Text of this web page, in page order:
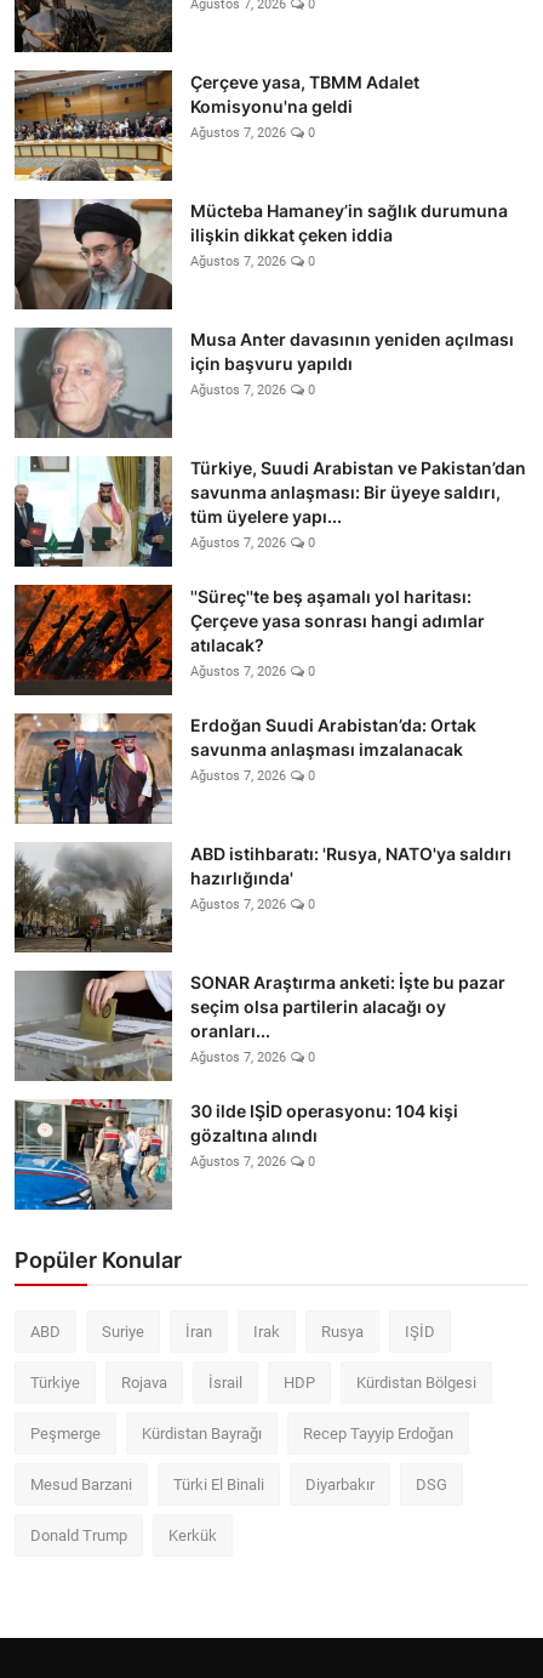
Ağustos 7, 2026 0
Çerçeve yasa, TBMM Adalet
Komisyonu'na geldi
Ağustos 7, 2026 0
Mücteba Hamaney’in sağlık durumuna
ilişkin dikkat çeken iddia
Ağustos 7, 2026 0
Musa Anter davasının yeniden açılması
için başvuru yapıldı
Ağustos 7, 2026 0
Türkiye, Suudi Arabistan ve Pakistan’dan
savunma anlaşması: Bir üyeye saldırı,
tüm üyelere yapı...
Ağustos 7, 2026 0
''Süreç''te beş aşamalı yol haritası:
Çerçeve yasa sonrası hangi adımlar
atılacak?
Ağustos 7, 2026 0
Erdoğan Suudi Arabistan’da: Ortak
savunma anlaşması imzalanacak
Ağustos 7, 2026 0
ABD istihbaratı: 'Rusya, NATO'ya saldırı
hazırlığında'
Ağustos 7, 2026 0
SONAR Araştırma anketi: İşte bu pazar
seçim olsa partilerin alacağı oy
oranları...
Ağustos 7, 2026 0
30 ilde IŞİD operasyonu: 104 kişi
gözaltına alındı
Ağustos 7, 2026 0
Popüler Konular
ABD Suriye İran Irak Rusya IŞİD
Türkiye Rojava İsrail HDP Kürdistan Bölgesi
Peşmerge Kürdistan Bayrağı Recep Tayyip Erdoğan
Mesud Barzani Türki El Binali Diyarbakır DSG
Donald Trump Kerkük